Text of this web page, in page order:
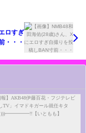
ロすぎ
・・・